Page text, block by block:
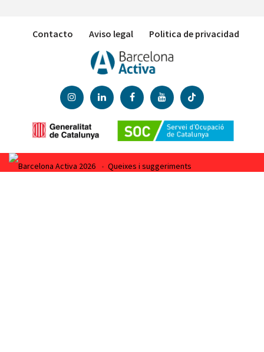
Contacto Aviso legal Politica de privacidad
Barcelona Activa 2026 • Queixes i suggeriments